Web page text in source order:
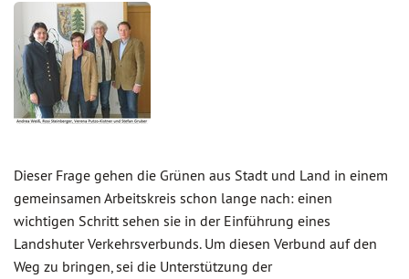
Dieser Frage gehen die Grünen aus Stadt und Land in einem
gemeinsamen Arbeitskreis schon lange nach: einen
wichtigen Schritt sehen sie in der Einführung eines
Landshuter Verkehrsverbunds. Um diesen Verbund auf den
Weg zu bringen, sei die Unterstützung der